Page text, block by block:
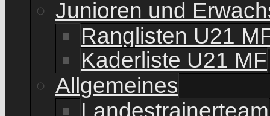
Junioren und
Ranglisten U21
Kaderliste U21 MF
Allgemeines
Landestrainerteam